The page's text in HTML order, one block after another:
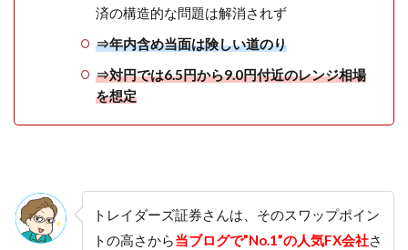
済の構造的な問題は解消されず
⇒年内含め当面は険しい道のり
⇒対円では6.5円から9.0円付近のレンジ相場
を想定
トレイダーズ証券さんは、そのスワップポイン
トの高さから当ブログで”No.1”の人気FX会社さ